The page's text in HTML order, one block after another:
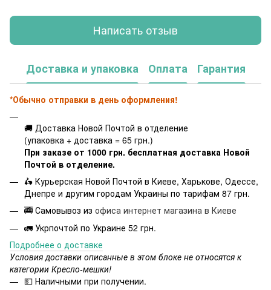
Написать отзыв
Доставка и упаковка Оплата Гарантия
*Обычно отправки в день оформления!
🚚 Доставка Новой Почтой в отделение
(упаковка + доставка = 65 грн.)
При заказе от 1000 грн. бесплатная доставка Новой
Почтой в отделение.
🛵 Курьерская Новой Почтой в Киеве, Харькове, Одессе,
Днепре и другим городам Украины по тарифам 87 грн.
🚎 Самовывоз из офиса интернет магазина в Киеве
🚛 Укрпочтой по Украине 52 грн.
Подробнее о доставке
Условия доставки описанные в этом блоке не относятся к
категории Кресло-мешки!
💵 Наличными при получении.